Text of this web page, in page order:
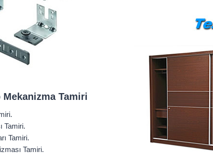
Mekanizma Tamiri
Tamiri.
Tamiri.
Tamiri.